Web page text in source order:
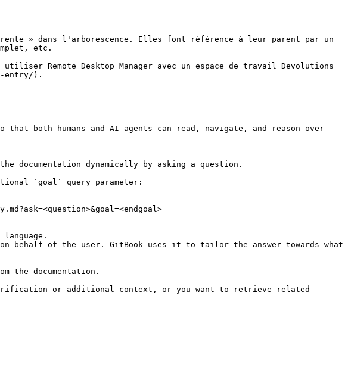
» dans l'arborescence. Elles font référence à leur parent par un
etc.
Remote Desktop Manager avec un espace de travail Devolutions
entry/).
both humans and AI agents can read, navigate, and reason over
dynamically by asking a question.
`goal` query parameter:
behalf of the user. GitBook uses it to tailor the answer towards what
the documentation.
or additional context, or you want to retrieve related